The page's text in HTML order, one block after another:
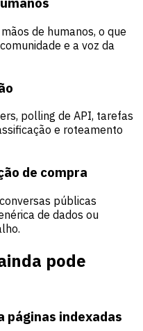
de humanos, o que
e a voz da
polling de API, tarefas
e roteamento
de compra
públicas
de dados ou
pode
indexadas